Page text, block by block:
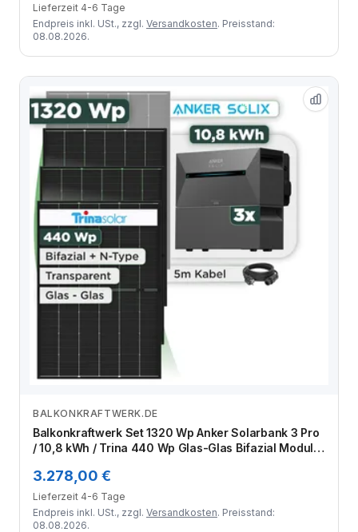
Lieferzeit 4-6 Tage
Endpreis inkl. USt., zzgl. Versandkosten. Preisstand:
08.08.2026.
Zum Angebot
BALKONKRAFTWERK.DE
Balkonkraftwerk Set 1320 Wp Anker Solarbank 3 Pro
/ 10,8 kWh / Trina 440 Wp Glas-Glas Bifazial Modul /
3.278,00 €
Lieferzeit 4-6 Tage
Endpreis inkl. USt., zzgl. Versandkosten. Preisstand:
08.08.2026.